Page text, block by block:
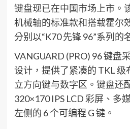
键盘现已在中国市场上市。
机械轴的标准款和搭载霍尔
分别以“K70 先锋 96”系列的
VANGUARD (PRO) 96 键盘
设计，提供了紧凑的 TKL
立方向键与数字区。键盘还
320×170 IPS LCD 彩屏、多
左侧的 6 个可编程 G 键。